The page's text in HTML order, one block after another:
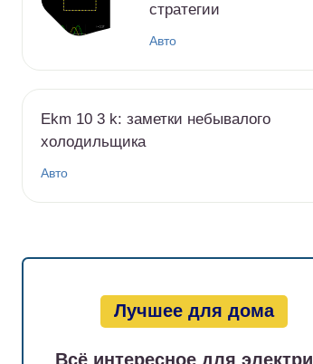
стратегии
Авто
Ekm 10 3 k: заметки небывалого
холодильщика
Авто
Лучшее для дома
Всё интересное для